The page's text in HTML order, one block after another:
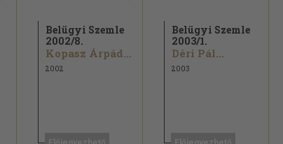
Belügyi Szemle
2002/8.
Kopasz Árpád...
2002
Belügyi Szemle
2003/1.
Déri Pál...
2003